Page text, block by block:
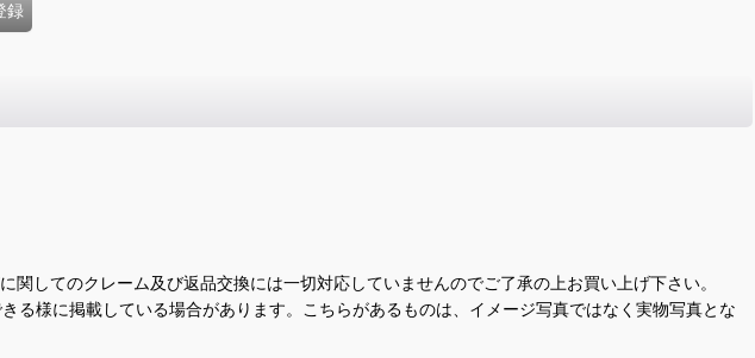
録
してのクレーム及び返品交換には一切対応していませんのでご了承の上お買い上げ下さい。
様に掲載している場合があります。こちらがあるものは、イメージ写真ではなく実物写真とな